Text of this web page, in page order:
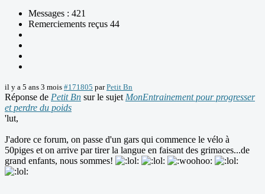
Messages : 421
Remerciements reçus 44
il y a 5 ans 3 mois #171805 parPetit Bn
Réponse de Petit Bn sur le sujet MonEntrainement pour progresser
et perdre du poids
'lut,
J'adore ce forum, on passe d'un gars qui commence le vélo à
50piges et on arrive par tirer la langue en faisant des grimaces...de
grand enfants, nous sommes!